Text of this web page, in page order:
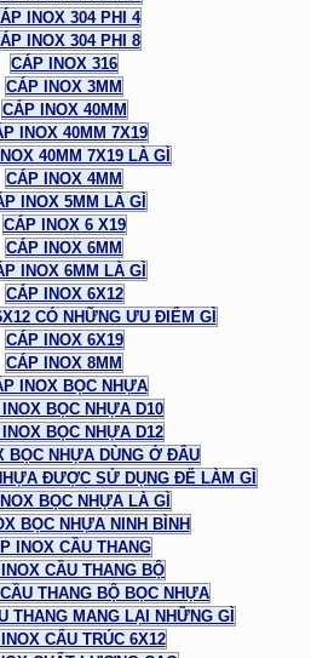
INOX 304 PHI 4
INOX 304 PHI 8
CÁP INOX 316
CÁP INOX 3MM
CÁP INOX 40MM
INOX 40MM 7X19
40MM 7X19 LÀ GÌ
CÁP INOX 4MM
INOX 5MM LÀ GÌ
CÁP INOX 6 X19
CÁP INOX 6MM
INOX 6MM LÀ GÌ
CÁP INOX 6X12
CÓ NHỮNG ƯU ĐIỂM GÌ
CÁP INOX 6X19
CÁP INOX 8MM
INOX BỌC NHỰA
BỌC NHỰA D10
BỌC NHỰA D12
BỌC NHỰA DÙNG Ở ĐÂU
ĐƯỢC SỬ DỤNG ĐỂ LÀM GÌ
BỌC NHỰA LÀ GÌ
BỌC NHỰA NINH BÌNH
INOX CẦU THANG
CẦU THANG BỘ
THANG BỘ BỌC NHỰA
THANG MANG LẠI NHỮNG GÌ
CẤU TRÚC 6X12